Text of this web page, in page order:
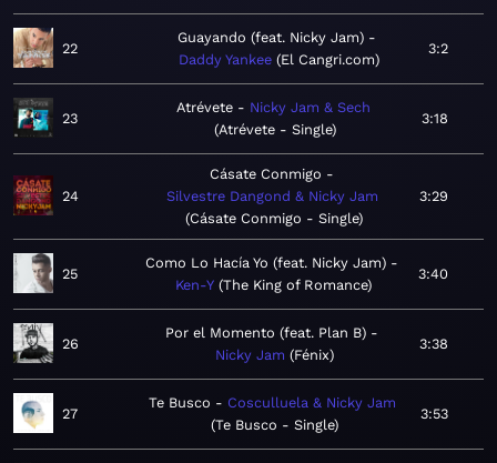
22
Guayando (feat. Nicky Jam)
Daddy Yankee El Cangri.com
3:2
23
Atrévete
Nicky Jam & Sech
Atrévete - Single
3:18
24
Cásate Conmigo
Silvestre Dangond & Nicky Jam
Cásate Conmigo - Single
3:29
25
Como Lo Hacía Yo (feat. Nicky Jam)
Ken-Y The King of Romance
3:40
26
Por el Momento (feat. Plan B)
Nicky Jam Fénix
3:38
27
Te Busco
Cosculluela & Nicky Jam
Te Busco - Single
3:53